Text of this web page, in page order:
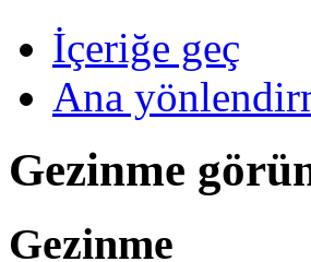
İçeriğe geç
Ana
Gezinme
Gezinme